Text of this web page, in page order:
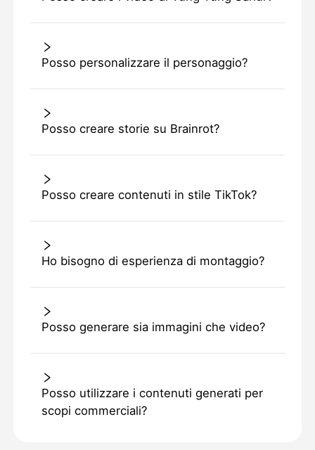
Posso personalizzare il personaggio?
Posso creare storie su Brainrot?
Posso creare contenuti in stile TikTok?
Ho bisogno di esperienza di montaggio?
Posso generare sia immagini che video?
Posso utilizzare i contenuti generati per
scopi commerciali?